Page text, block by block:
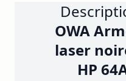
OWA
laser
HP